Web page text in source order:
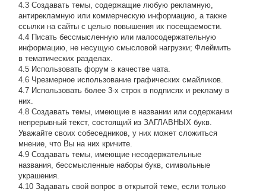
4.3 Создавать темы, содержащие любую рекламную,
антирекламную или коммерческую информацию, а также
ссылки на сайты с целью повышения их посещаемости.
4.4 Писать бессмысленнyю или малосодеpжательнyю
инфоpмацию, не несущую смысловой нагрузки; Флеймить
в тематических разделах.
4.5 Использовать форум в качестве чата.
4.6 Чрезмерное использование графических смайликов.
4.7 Использовать более 3-х строк в подписях и рекламу в
них.
4.8 Создавать темы, имеющие в названии или содержании
непрерывный текст, состоящий из ЗАГЛАВНЫХ букв.
Уважайте своих собеседников, у них может сложиться
мнение, что Вы на них кричите.
4.9 Создавать темы, имеющие несодержательные
названия, бессмысленные наборы букв, символьные
украшения.
4.10 Задавать свой вопрос в открытой теме, если только